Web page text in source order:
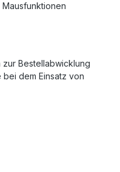
Bestellabwicklung
dem Einsatz von